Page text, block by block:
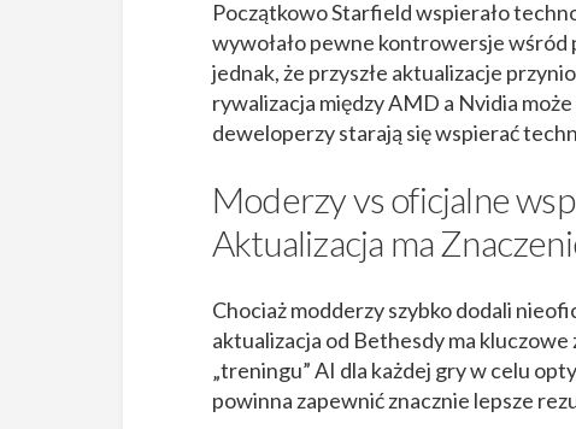
Początkowo Starfield wspierało
wywołało pewne kontrowersje
jednak, że przyszłe aktualizacje
rywalizacja między AMD a Nvidia
deweloperzy starają się wspierać
Moderzy vs oficjalne
Aktualizacja ma
Chociaż modderzy szybko dodali
aktualizacja od Bethesdy ma
„treningu” AI dla każdej gry w celu
powinna zapewnić znacznie lepsze